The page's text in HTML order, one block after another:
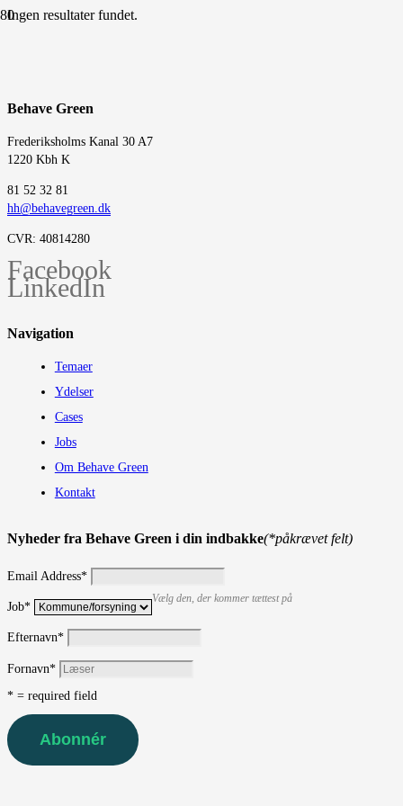
Ingen resultater fundet.
Behave Green
Frederiksholms Kanal 30 A7
1220 Kbh K
‭81 52 32 81‬
hh@behavegreen.dk
CVR: 40814280
Facebook
LinkedIn
Navigation
Temaer
Ydelser
Cases
Jobs
Om Behave Green
Kontakt
Nyheder fra Behave Green i din indbakke(*påkrævet felt)
Email Address*
Job*
Vælg den, der kommer tættest på
Efternavn*
Fornavn*
* = required field